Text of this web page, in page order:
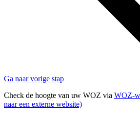
Ga naar vorige stap
Check de hoogte van uw WOZ via WOZ-
naar een externe website)